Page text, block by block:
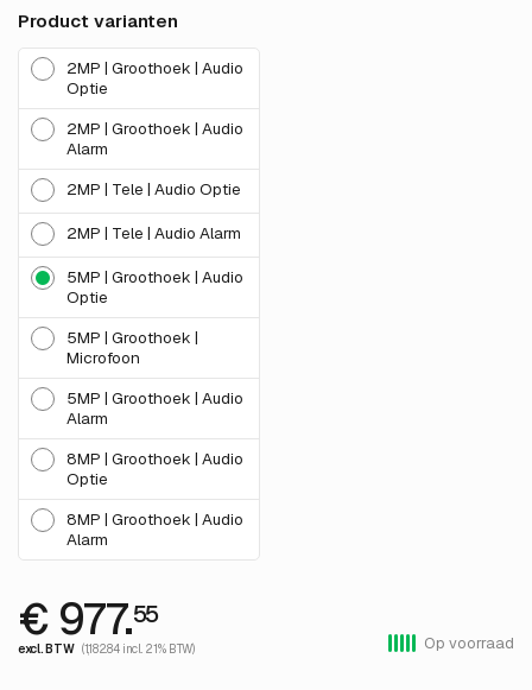
Product varianten
2MP | Groothoek | Audio
Optie
2MP | Groothoek | Audio
Alarm
2MP | Tele | Audio Optie
2MP | Tele | Audio Alarm
5MP | Groothoek | Audio
Optie
5MP | Groothoek |
Microfoon
5MP | Groothoek | Audio
Alarm
8MP | Groothoek | Audio
Optie
8MP | Groothoek | Audio
Alarm
€ 977.55
excl. BTW (1,182.84 incl. 21% BTW) Op voorraad